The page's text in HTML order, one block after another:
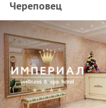
Череповец